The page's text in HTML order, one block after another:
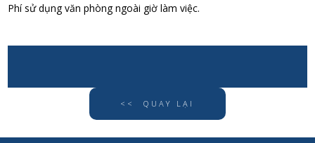
Phí sử dụng văn phòng ngoài giờ làm việc.
<< QUAY LẠI